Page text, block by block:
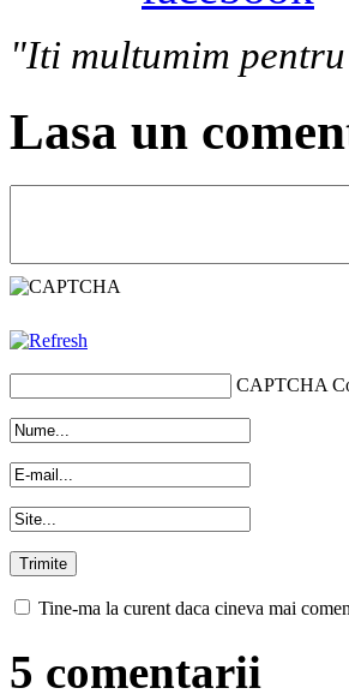
"Iti multumim
Lasa un
CAPTCHA
Tine-ma la curent daca cineva mai
5 comentarii